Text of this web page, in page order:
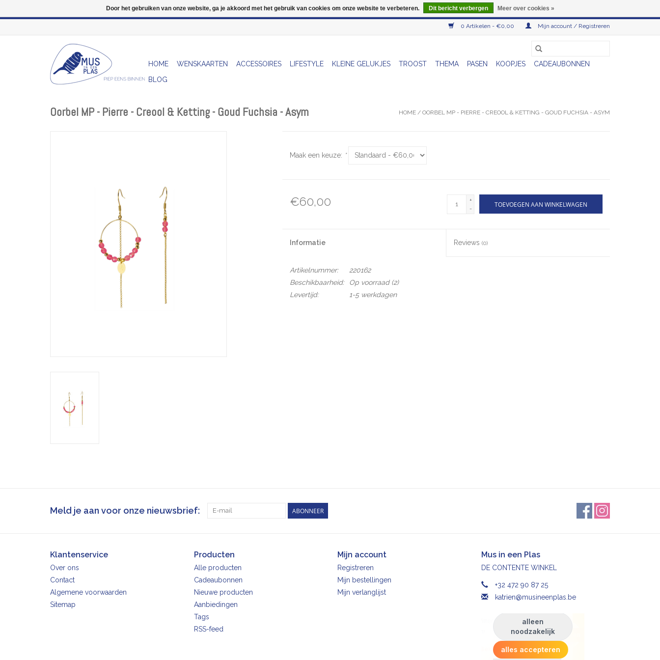
0 Artikelen - €0,00 Mijn account / Registreren
HOME WENSKAARTEN ACCESSOIRES LIFESTYLE KLEINE GELUKJES TROOST THEMA PASEN KOOPJES
CADEAUBONNEN
BLOG
Oorbel MP - Pierre - Creool & Ketting - Goud Fuchsia - Asym HOME / OORBEL MP - PIERRE - CREOOL & KETTING - GOUD FUCHSIA - ASYM
Maak een keuze: *
€60,00
+
-
TOEVOEGEN AAN WINKELWAGEN
Informatie Reviews(0)
Artikelnummer:
220162
Beschikbaarheid:
Op voorraad(2)
Levertijd:
1-5 werkdagen
Meld je aan voor onze nieuwsbrief: ABONNEER
Klantenservice
Over ons
Contact
Algemene voorwaarden
Sitemap
Producten
Alle producten
Cadeaubonnen
Nieuwe producten
Aanbiedingen
Tags
RSS-feed
Mijn account
Registreren
Mijn bestellingen
Mijn verlanglijst
Mus in een Plas
DE CONTENTE WINKEL
+32 472 90 87 25
katrien@musineenplas.be
Door het gebruiken van onze website, ga je akkoord met het gebruik van cookies om onze website te verbeteren. Dit bericht verbergen Meer over cookies »
Wij zijn uitzonderlijk gesloten op Do 13/08